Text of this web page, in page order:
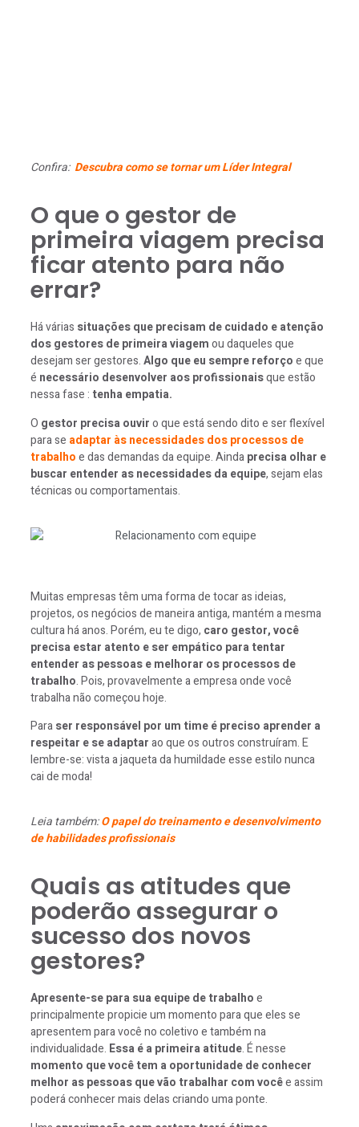
Confira: Descubra como se tornar um Líder Integral
O que o gestor de
primeira viagem precisa
ficar atento para não
errar?
Há várias situações que precisam de cuidado e atenção
dos gestores de primeira viagemou daqueles que
desejam ser gestores.Algo que eu sempre reforçoe que
é necessário desenvolver aos profissionaisque estão
nessa fase : tenha empatia.
O gestor precisa ouviro que está sendo dito e ser flexível
para se adaptar às necessidades dos processos de
trabalhoe das demandas da equipe. Aindaprecisa olhar e
buscar entender as necessidades da equipe, sejam elas
técnicas ou comportamentais.
Muitas empresas têm uma forma de tocar as ideias,
projetos, os negócios de maneira antiga, mantém a mesma
cultura há anos. Porém, eu te digo, caro gestor, você
precisa estar atento e ser empático para tentar
entender as pessoas e melhorar os processos de
trabalho. Pois, provavelmente a empresa onde você
trabalha não começou hoje.
Paraser responsável por um time é preciso aprender a
respeitar e se adaptarao que os outros construíram. E
lembre-se: vista a jaqueta da humildade esse estilo nunca
cai de moda!
Leia também:O papel do treinamento e desenvolvimento
de habilidades profissionais
Quais as atitudes que
poderão assegurar o
sucesso dos novos
gestores?
Apresente-se para sua equipe de trabalhoe
principalmente propicie um momento para que eles se
apresentem para você no coletivo e também na
individualidade. Essa é a primeira atitude. É nesse
momento que você tem a oportunidade de conhecer
melhor as pessoas que vão trabalhar com vocêe assim
poderá conhecer mais delas criando uma ponte.